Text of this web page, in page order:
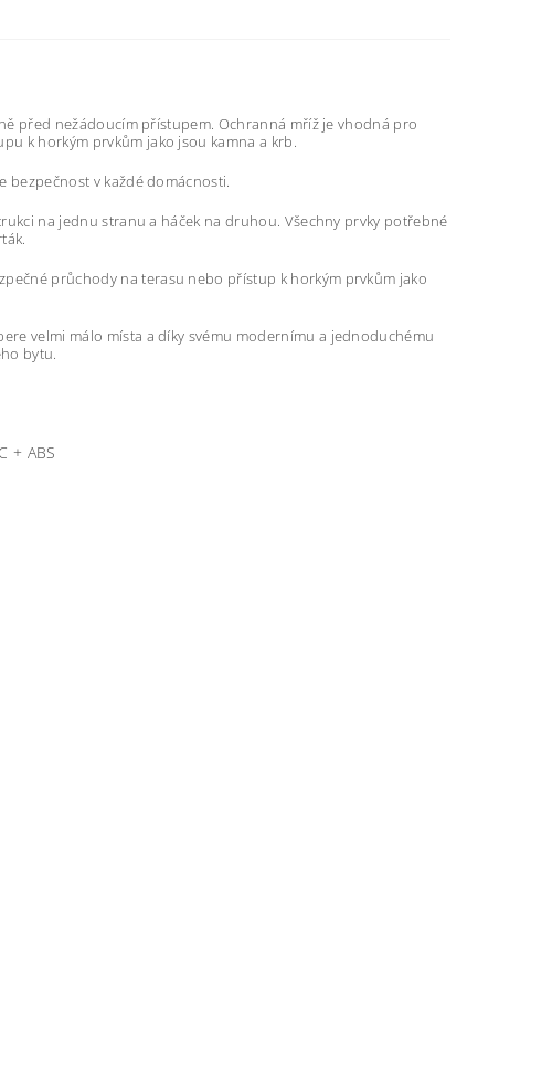
před nežádoucím přístupem. Ochranná mříž je vhodná pro
k horkým prvkům jako jsou kamna a krb.
bezpečnost v každé domácnosti.
na jednu stranu a háček na druhou. Všechny prvky potřebné
průchody na terasu nebo přístup k horkým prvkům jako
velmi málo místa a díky svému modernímu a jednoduchému
bytu.
+ ABS